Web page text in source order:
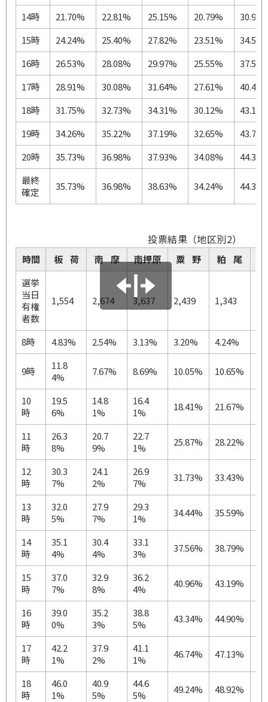
14時
21.70% 22.81% 25.15% 20.79%
15時
24.24% 25.40% 27.82% 23.51%
16時
26.53% 28.08% 29.97% 25.55%
17時
28.91% 30.08% 31.64% 27.61%
18時
31.75% 32.73% 34.31% 30.12%
19時
34.26% 35.22% 37.19% 32.65%
20時
35.73% 36.98% 37.93% 34.08%
最終
確定
35.73% 36.98% 38.63% 34.24%
投票結果（地区別2）
時間 板 荷 南 摩 南押原 粟 野 粕 尾
選挙
当日
有権
者数
1,554 2,674 3,637 2,439 1,343
8時 4.83% 2.54% 3.13% 3.20% 4.24%
9時
11.8
4%
7.67% 8.69% 10.05% 10.65%
10
時
19.5
6%
14.8
1%
16.4
1%
18.41% 21.67%
11
時
26.3
8%
20.7
9%
22.7
1%
25.87% 28.22%
12
時
30.3
7%
24.1
2%
26.9
7%
31.73% 33.43%
13
時
32.0
5%
27.9
7%
29.3
1%
34.44% 35.59%
14
時
35.1
4%
30.4
4%
33.1
3%
37.56% 38.79%
15
時
37.0
7%
32.9
8%
36.2
4%
40.96% 43.19%
16
時
39.0
0%
35.2
3%
38.8
5%
43.34% 44.90%
17
時
42.2
1%
37.9
2%
41.1
1%
46.74% 47.13%
18
時
46.0
1%
40.9
5%
44.6
5%
49.24% 48.92%